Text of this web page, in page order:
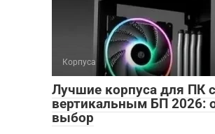
Корпуса
Лучшие корпуса для ПК с
вертикальным БП 2026:
выбор